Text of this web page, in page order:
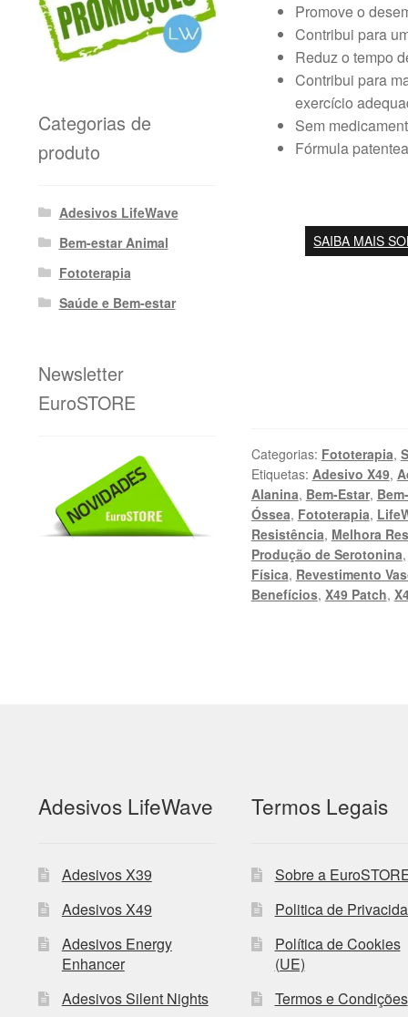
Promove o
Contribui para
Reduz o tempo
Contribui para
exercício
Sem
Fórmula
SAIBA MAIS
Categorias: Fototerapia,
Etiquetas: Adesivo X49,
Alanina, Bem-Estar,
Óssea, Fototerapia,
Resistência, Melhora
Produção de Serotonina
Física, Revestimento
Benefícios, X49 Patch,
Categorias de
produto
Adesivos LifeWave
Bem-estar Animal
Fototerapia
Saúde e Bem-estar
Newsletter
EuroSTORE
Adesivos LifeWave
Adesivos X39
Adesivos X49
Adesivos Energy
Enhancer
Adesivos Silent Nights
Termos Legais
Sobre a
Politica de
Política de Cookies
(UE)
Termos e Condições